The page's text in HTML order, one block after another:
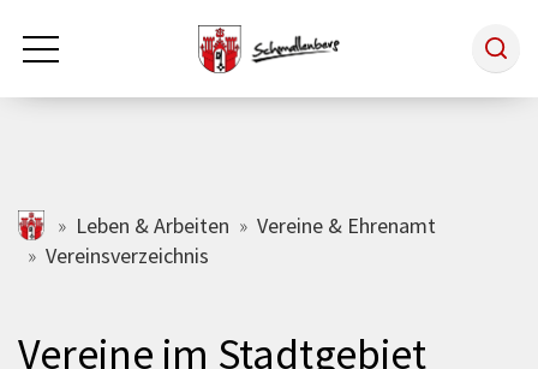
Zum Hauptinhalt springen
Rathaus & Politik
schmallenberg.de
Leben & Arbeiten
Vereine & Ehrenamt
Vereinsverzeichnis
Vereine im Stadtgebiet